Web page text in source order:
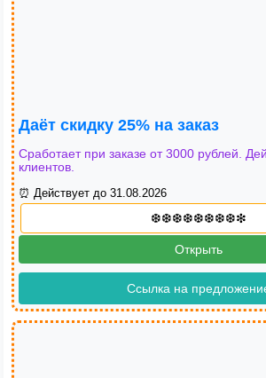
Даёт скидку 25% на заказ
Сработает при заказе от 3000 рублей.
клиентов.
⏰ Действует до 31.08.2026
Открыть
Ссылка на